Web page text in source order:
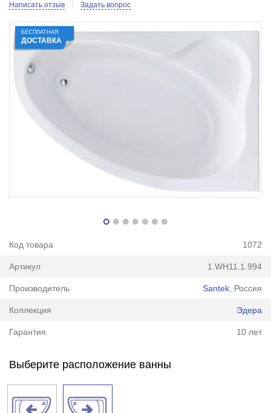
Написать отзыв Задать вопрос
БЕСПЛАТНАЯ
ДОСТАВКА
Код товара 1072
Артикул 1.WH11.1.994
Производитель Santek , Россия
Коллекция Эдера
Гарантия 10 лет
Выберите расположение ванны